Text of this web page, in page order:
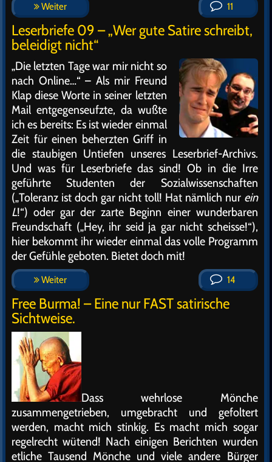
Weiter 11
Leserbriefe 09 – „Wer gute Satire schreibt,
beleidigt nicht“
„Die letzten Tage war mir nicht so
nach Online…“ – Als mir Freund
Klap diese Worte in seiner letzten
Mail entgegenseufzte, da wußte
ich es bereits: Es ist wieder einmal
Zeit für einen beherzten Griff in
die staubigen Untiefen unseres Leserbrief-Archivs.
Und was für Leserbriefe das sind! Ob in die Irre
geführte Studenten der Sozialwissenschaften
(„Toleranz ist doch gar nicht toll! Hat nämlich nur ein
L!“) oder gar der zarte Beginn einer wunderbaren
Freundschaft („Hey, ihr seid ja gar nicht scheisse!“),
hier bekommt ihr wieder einmal das volle Programm
der Gefühle geboten. Bietet doch mit!
Weiter 14
Free Burma! – Eine nur FAST satirische
Sichtweise.
Dass wehrlose Mönche
zusammengetrieben, umgebracht und gefoltert
werden, macht mich stinkig. Es macht mich sogar
regelrecht wütend! Nach einigen Berichten wurden
etliche Tausend Mönche und viele andere Bürger